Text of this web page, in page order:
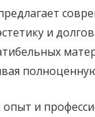
и
и